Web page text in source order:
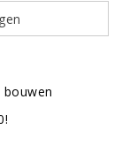
bouwen